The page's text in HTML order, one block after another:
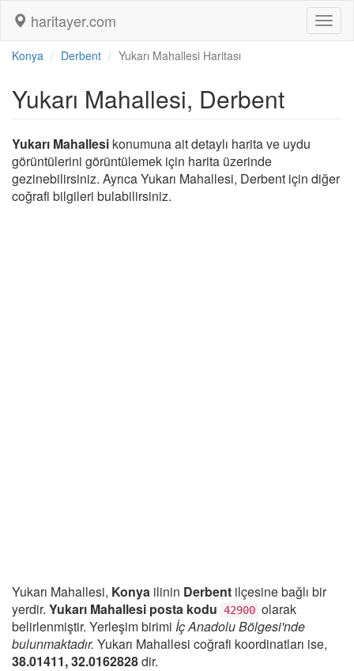
haritayer.com
Konya Derbent Yukarı Mahallesi Haritası
Yukarı Mahallesi, Derbent
Yukarı Mahallesi konumuna ait detaylı harita ve uydu
görüntülerini görüntülemek için harita üzerinde
gezinebilirsiniz. Ayrıca Yukarı Mahallesi, Derbent için diğer
coğrafi bilgileri bulabilirsiniz.
Yukarı Mahallesi, Konya ilinin Derbent ilçesine bağlı bir
yerdir. Yukarı Mahallesi posta kodu 42900 olarak
belirlenmiştir. Yerleşim birimi İç Anadolu Bölgesi'nde
bulunmaktadır. Yukarı Mahallesi coğrafi koordinatları ise,
38.01411, 32.0162828dir.